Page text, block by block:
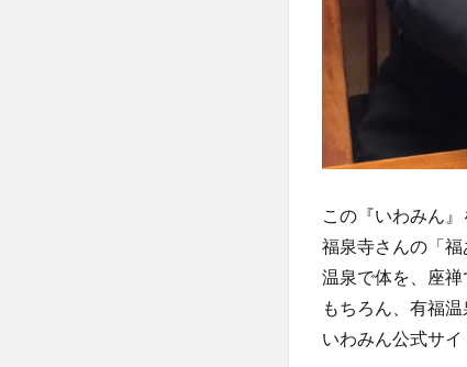
この『いわみん
福泉寺さんの「福
温泉で体を、座禅
もちろん、有福
いわみん公式サ